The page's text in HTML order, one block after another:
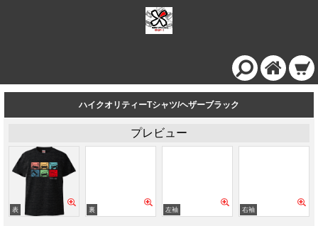
ハイクオリティーTシャツ/ヘザーブラック
プレビュー